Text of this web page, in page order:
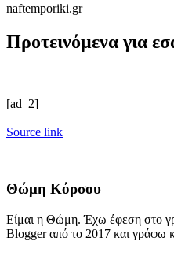
naftemporiki.gr
Προτεινόμενα για
[ad_2]
Source link
Θώμη Κόρσου
Είμαι η Θώμη. Έχω έφεση στο
Blogger από το 2017 και γράφω